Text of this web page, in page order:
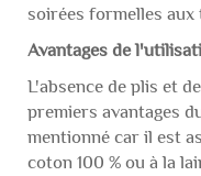
soirées formelles aux
Avantages de
L'absence de plis et
premiers avantages
mentionné car il est
coton 100 % ou à la